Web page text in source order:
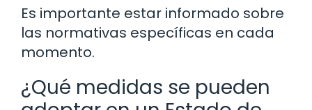
Es importante estar informado sobre
las normativas específicas en cada
momento.
¿Qué medidas se pueden